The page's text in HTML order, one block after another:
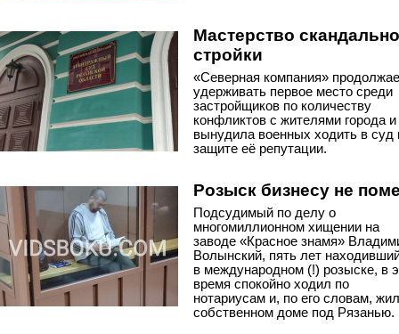
Мастерство
стройки
«Северная компания»
удерживать первое место среди
застройщиков по количеству
конфликтов с жителями города и
вынудила военных ходить в суд
защите её репутации.
Розыск бизнесу не
Подсудимый по делу о
многомиллионном хищении на
заводе «Красное знамя»
Волынский, пять лет
в международном (!) розыске, в
время спокойно ходил по
нотариусам и, по его словам,
собственном доме под Рязанью.